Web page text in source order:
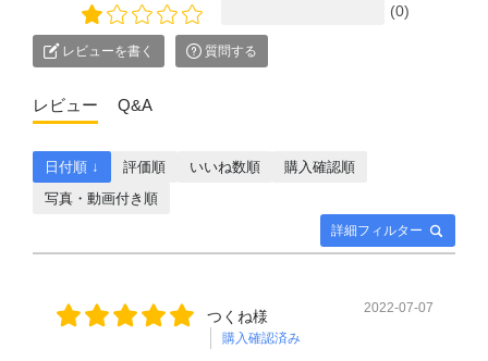
(0)
レビューを書く 質問する
レビュー Q&A
詳細フィルター
日付順 ↓ 評価順 いいね数順
購入確認順
写真・動画付き順
つくね様
購入確認済み
2022-07-07